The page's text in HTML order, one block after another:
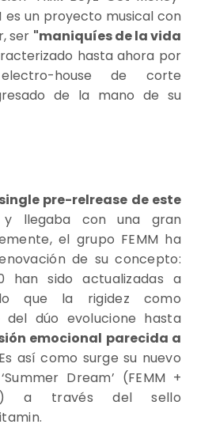
es un proyecto musical con
ser "maniquíes de la vida
hasta ahora por
house de corte
de la mano de su
single pre-relrease de este
llegaba con una gran
el grupo FEMM ha
de su concepto:
han sido actualizadas a
que la rigidez como
dúo evolucione hasta
emocional parecida a
así como surge su nuevo
Dream’ (FEMM +
a través del sello